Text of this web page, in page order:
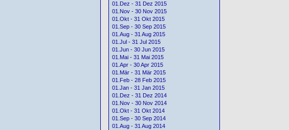
01.Dez - 31 Dez 2015
01.Nov - 30 Nov 2015
01.Okt - 31 Okt 2015
01.Sep - 30 Sep 2015
01.Aug - 31 Aug 2015
01.Jul - 31 Jul 2015
01.Jun - 30 Jun 2015
01.Mai - 31 Mai 2015
01.Apr - 30 Apr 2015
01.Mär - 31 Mär 2015
01.Feb - 28 Feb 2015
01.Jan - 31 Jan 2015
01.Dez - 31 Dez 2014
01.Nov - 30 Nov 2014
01.Okt - 31 Okt 2014
01.Sep - 30 Sep 2014
01.Aug - 31 Aug 2014